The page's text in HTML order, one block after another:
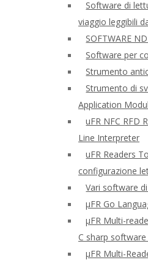
Software di
viaggio leggibili
SOFTWARE
Software per
Strumento
Strumento di
Application
uFR NFC RFD
Line Interpreter
uFR Readers
configurazione
Vari software
μFR Go
μFR Multi-
C sharp software
μFR Multi-